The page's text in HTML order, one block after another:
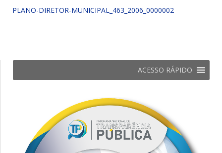
PLANO-DIRETOR-MUNICIPAL_463_2006_0000002
ACESSO RÁPIDO